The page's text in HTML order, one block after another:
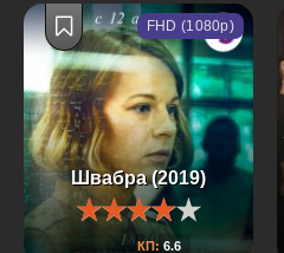
Швабра (2019)
КП: 6.6
FHD (1080p)